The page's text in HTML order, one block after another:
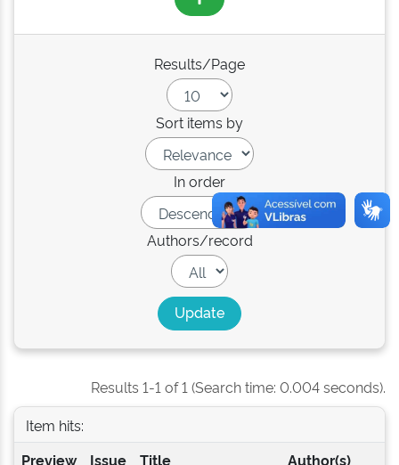
Results/Page
Sort items by
In order
Authors/record
Results 1-1 of 1 (Search time: 0.004 seconds).
Item hits:
Preview
Issue
Title Author(s)